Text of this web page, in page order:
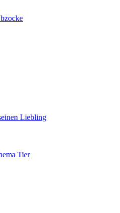
Liebling
Tier